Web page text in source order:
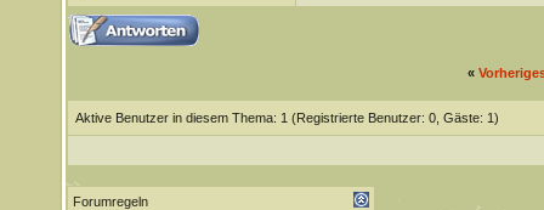
«
Aktive Benutzer in diesem Thema: 1 (Registrierte Benutzer: 0, Gäste: 1)
Forumregeln